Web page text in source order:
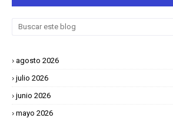
agosto 2026
julio 2026
junio 2026
mayo 2026